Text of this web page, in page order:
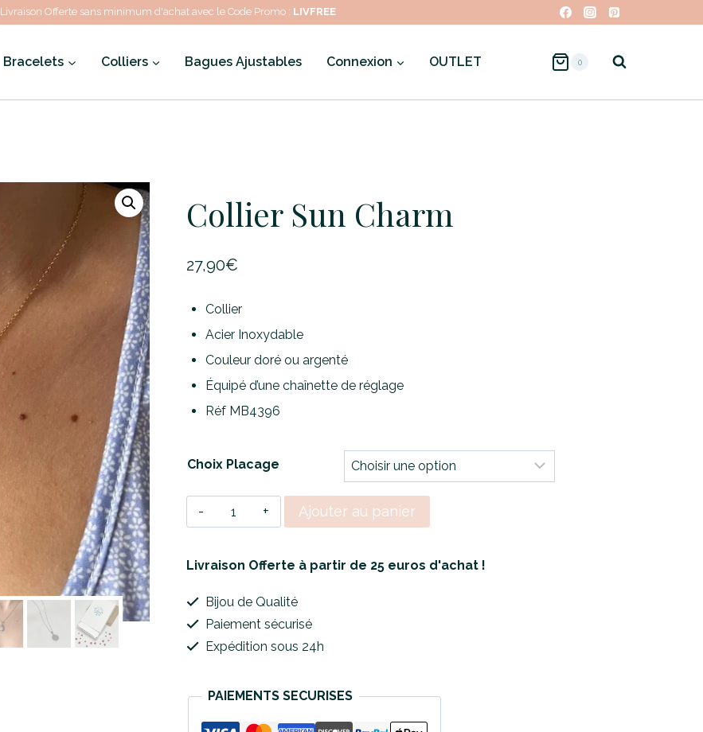
Livraison Offerte sans minimum d'achat avec le Code Promo : LIVFREE
Bracelets Colliers Bagues Ajustables Connexion OUTLET 0
Collier Sun Charm
27,90€
Collier
Acier Inoxydable
Couleur doré ou argenté
Équipé d’une chaînette de réglage
Réf MB4396
Choix Placage
quantité
Collier
Charm
Ajouter au panier
Livraison Offerte à partir de 25 euros d'achat !
Bijou de Qualité
Paiement sécurisé
Expédition sous 24h
PAIEMENTS SECURISES